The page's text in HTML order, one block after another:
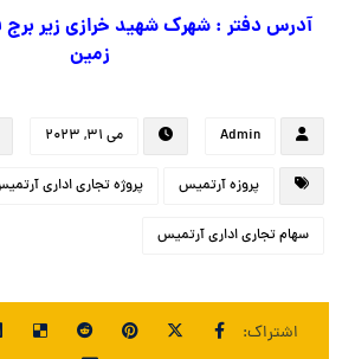
زمین
Admin می ۳۱, ۲۰۲۳
پروزه آرتمیس پروژه تجاری اداری
سهام تجاری اداری آرتمیس